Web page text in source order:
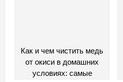
Как и чем чистить медь
от окиси в домашних
условиях: самые